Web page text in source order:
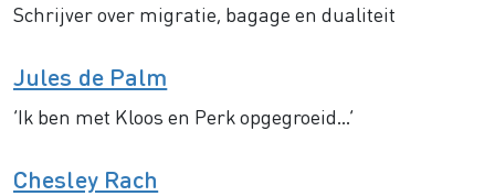
Schrijver over migratie, bagage en dualiteit
Jules de Palm
‘Ik ben met Kloos en Perk opgegroeid...’
Chesley Rach